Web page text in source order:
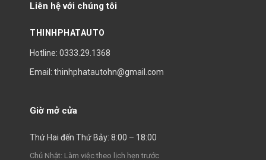
Liên hệ với chúng tôi
THINHPHATAUTO
Hotline: 0333.29.1368
Email: thinhphatautohn@gmail.com
Giờ mở cửa
Thứ Hai đến Thứ Bảy: 8:00 – 18:00
Chủ Nhật: Làm việc theo lịch hẹn trước